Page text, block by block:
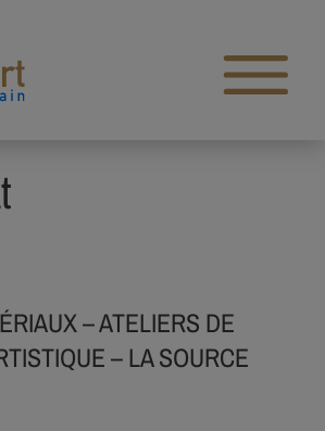
Open main menu
– ATELIERS DE
– LA SOURCE